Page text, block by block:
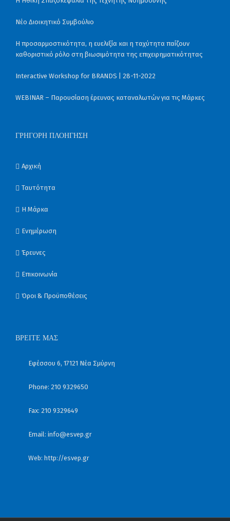
Νέο Διοικητικό Συμβούλιο
Η προσαρμοστικότητα, η ευελιξία και η ταχύτητα παίζουν
καθοριστικό ρόλο στη βιωσιμότητα της επιχειρηματικότητας
Interactive Workshop for BRANDS | 28-11-2022
WEBINAR – Παρουσίαση έρευνας καταναλωτών για τις Μάρκες
ΓΡΉΓΟΡΗ ΠΛΟΉΓΗΣΗ
Αρχική
Ταυτότητα
Η Μάρκα
Ενημέρωση
Έρευνες
Επικοινωνία
Όροι & Προϋποθέσεις
ΒΡΕΊΤΕ ΜΑΣ
Εφέσσου 6, 17121 Νέα Σμύρνη
Phone: 210 9329650
Fax: 210 9329649
Email: info@esvep.gr
Web: http://esvep.gr